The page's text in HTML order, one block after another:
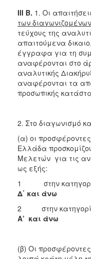
ΙΙΙ Β. 1. Οι
των διαγωνιζομένων
τεύχους της
απαιτούμενα
έγγραφα για τη
αναφέρονται στο
αναλυτικής
αναφέρονται τα
προσωπικής
2. Στο διαγωνισμό
(α) οι
Ελλάδα
Μελετών για τις
ως εξής:
1 στην
Δ΄ και άνω
2 στην
Α’ και άνω
(β) Οι